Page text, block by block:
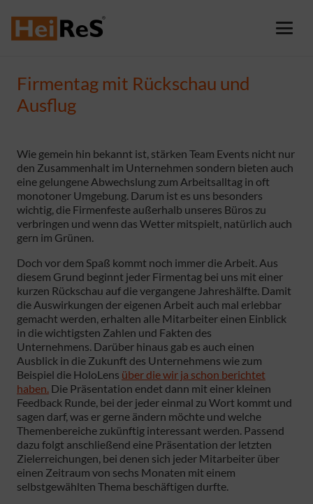
Firmentag mit Rückschau und
Ausflug
Wie gemein hin bekannt ist, stärken Team Events nicht nur
den Zusammenhalt im Unternehmen sondern bieten auch
eine gelungene Abwechslung zum Arbeitsalltag in oft
monotoner Umgebung. Darum ist es uns besonders
wichtig, die Firmenfeste außerhalb unseres Büros zu
verbringen und wenn das Wetter mitspielt, natürlich auch
gern im Grünen.
Doch vor dem Spaß kommt noch immer die Arbeit. Aus
diesem Grund beginnt jeder Firmentag bei uns mit einer
kurzen Rückschau auf die vergangene Jahreshälfte. Damit
die Auswirkungen der eigenen Arbeit auch mal erlebbar
gemacht werden, erhalten alle Mitarbeiter einen Einblick
in die wichtigsten Zahlen und Fakten des
Unternehmens. Darüber hinaus gab es auch einen
Ausblick in die Zukunft des Unternehmens wie zum
Beispiel die HoloLens über die wir ja schon berichtet
haben. Die Präsentation endet dann mit einer kleinen
Feedback Runde, bei der jeder einmal zu Wort kommt und
sagen darf, was er gerne ändern möchte und welche
Themenbereiche zukünftig interessant werden. Passend
dazu folgt anschließend eine Präsentation der letzten
Zielerreichungen, bei denen sich jeder Mitarbeiter über
einen Zeitraum von sechs Monaten mit einem
selbstgewählten Thema beschäftigen durfte.